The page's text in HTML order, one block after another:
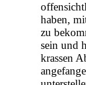
haben,
zu
sein und
krassen